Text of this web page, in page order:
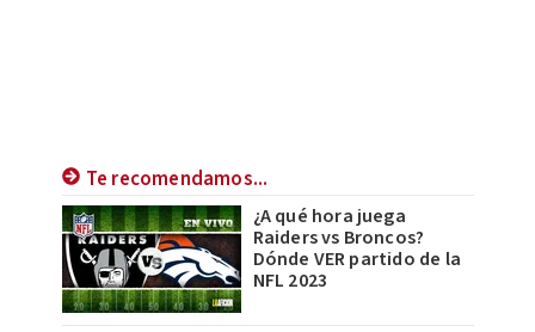
Te recomendamos...
¿A qué hora juega
Raiders vs Broncos?
Dónde VER partido de la
NFL 2023